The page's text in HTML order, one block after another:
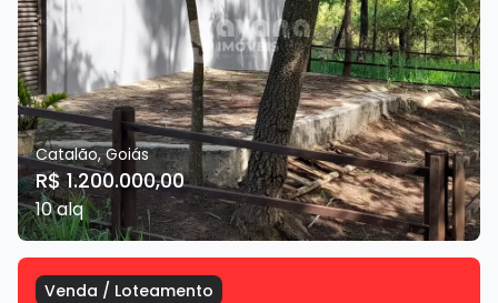
Catalão,Goiás
R$ 1.200.000,00
10alq
Venda / Loteamento